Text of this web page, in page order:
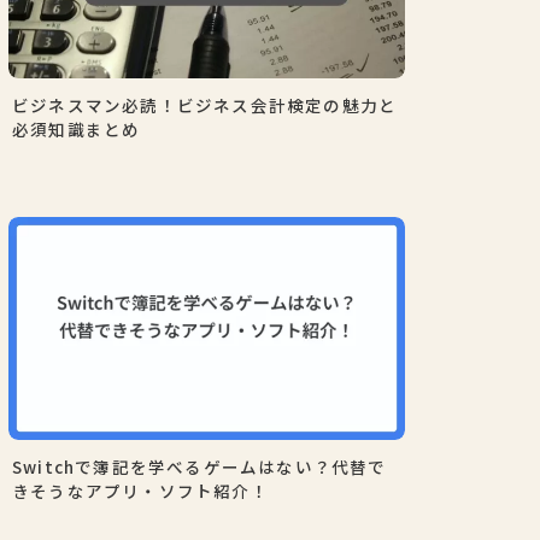
ビジネスマン必読！ビジネス会計検定の魅力と
必須知識まとめ
Switchで簿記を学べるゲームはない？代替で
きそうなアプリ・ソフト紹介！